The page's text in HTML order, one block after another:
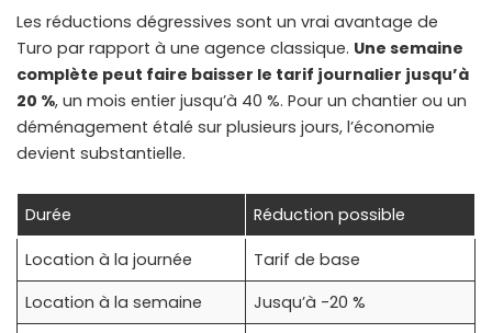
Les réductions dégressives sont un vrai avantage de
Turo par rapport à une agence classique. Une semaine
complète peut faire baisser le tarif journalier jusqu’à
20 %, un mois entier jusqu’à 40 %. Pour un chantier ou un
déménagement étalé sur plusieurs jours, l’économie
devient substantielle.
Durée Réduction possible
Location à la journée
Tarif de base
Location à la semaine
Jusqu’à -20 %